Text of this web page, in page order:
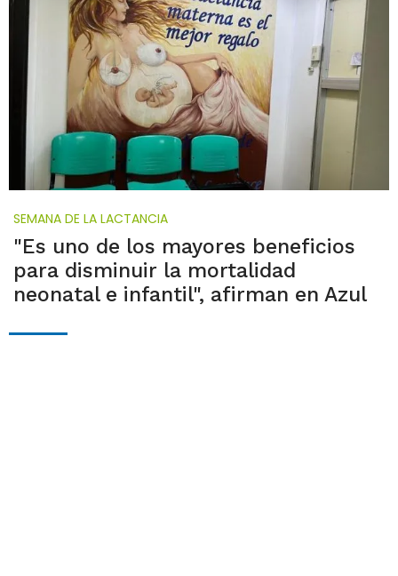
SEMANA DE LA LACTANCIA
"Es uno de los mayores beneficios
para disminuir la mortalidad
neonatal e infantil", afirman en Azul